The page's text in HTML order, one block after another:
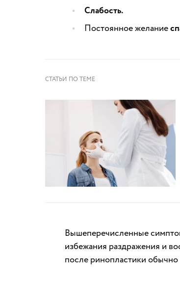
Слабость.
Постоянное желание
Вышеперечисленные
избежания раздражения и
после ринопластики